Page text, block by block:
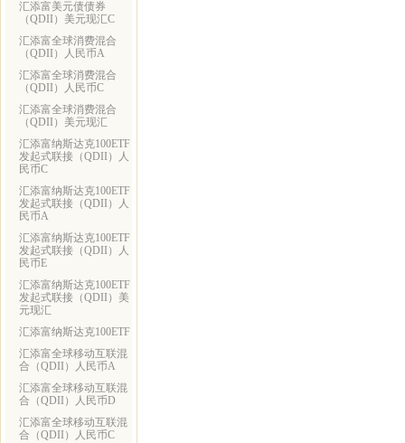
汇添富美元债债券
（QDII）美元现汇C
汇添富全球消费混合
（QDII）人民币A
汇添富全球消费混合
（QDII）人民币C
汇添富全球消费混合
（QDII）美元现汇
汇添富纳斯达克100ETF
发起式联接（QDII）人
民币C
汇添富纳斯达克100ETF
发起式联接（QDII）人
民币A
汇添富纳斯达克100ETF
发起式联接（QDII）人
民币E
汇添富纳斯达克100ETF
发起式联接（QDII）美
元现汇
汇添富纳斯达克100ETF
汇添富全球移动互联混
合（QDII）人民币A
汇添富全球移动互联混
合（QDII）人民币D
汇添富全球移动互联混
合（QDII）人民币C